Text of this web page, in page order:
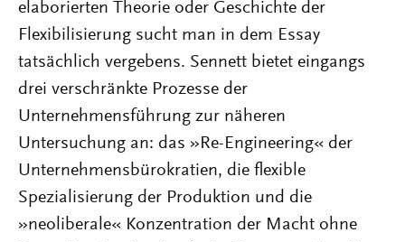
elaborierten Theorie oder Geschichte der
Flexibilisierung sucht man in dem Essay
tatsächlich vergebens. Sennett bietet eingangs
drei verschränkte Prozesse der
Unternehmensführung zur näheren
Untersuchung an: das »Re-Engineering« der
Unternehmensbürokratien, die flexible
Spezialisierung der Produktion und die
»neoliberale« Konzentration der Macht ohne